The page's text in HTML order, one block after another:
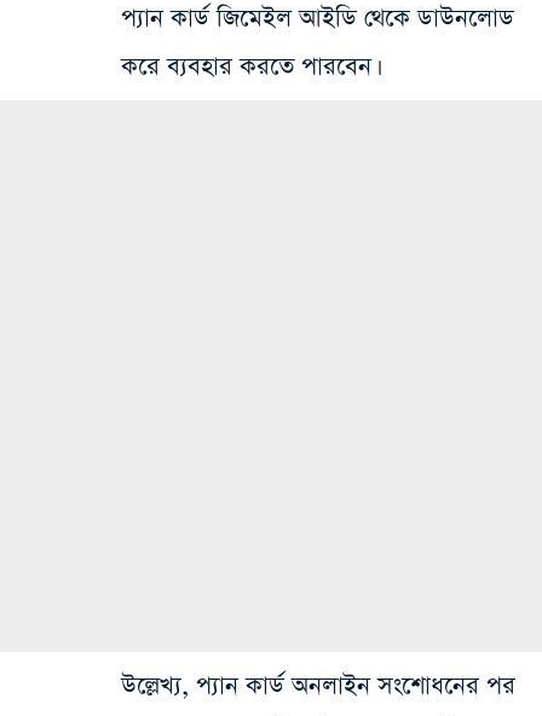
প্যান কার্ড জিমেইল আইডি থেকে ডাউনলোড
করে ব্যবহার করতে পারবেন।
উল্লেখ্য, প্যান কার্ড অনলাইন সংশোধনের পর